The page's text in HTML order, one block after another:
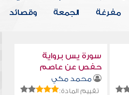
مفرغة
الجمعة
وقصائد
سورة يس برواية
حفص عن عاصم
محمد مكي
تقييم المادة: